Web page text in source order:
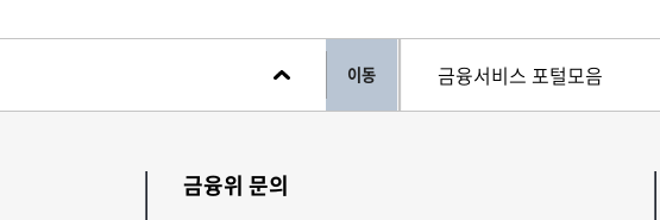
이동
금융위 문의